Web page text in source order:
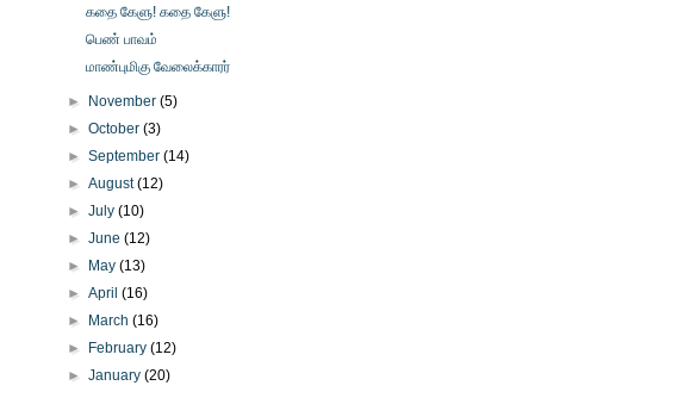
கதை கேளு! கதை கேளு!
பெண் பாவம்
மாண்புமிகு வேலைக்காரர்
► November(5)
►October(3)
►September(14)
►August(12)
►July(10)
►June(12)
►
May(13)
►April(16)
►
March(16)
►
February(12)
►January(20)